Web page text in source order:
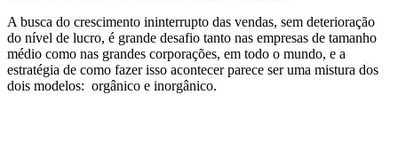
A busca do crescimento ininterrupto das vendas, sem deterioração
do nível de lucro, é grande desafio tanto nas empresas de tamanho
médio como nas grandes corporações, em todo o mundo, e a
estratégia de como fazer isso acontecer parece ser uma mistura dos
dois modelos: orgânico e inorgânico.